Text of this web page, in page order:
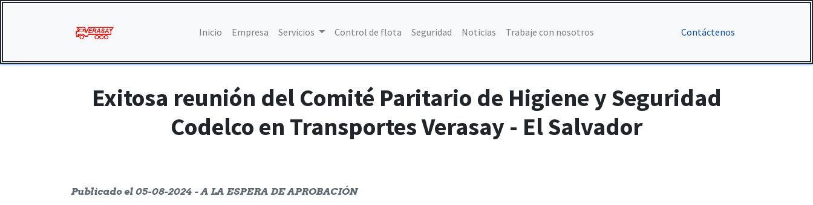
Inicio Empresa Servicios Control de flota Seguridad Noticias Trabaje con nosotros Contáctenos
Exitosa reunión del Comité Paritario de Higiene y Seguridad
Codelco en Transportes Verasay - El Salvador
Publicado el 05-08-2024 - A LA ESPERA DE APROBACIÓN